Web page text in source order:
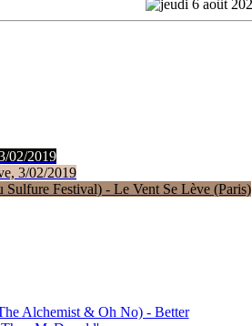
02/2019
3/02/2019
Festival) - Le Vent Se Lève (Paris)